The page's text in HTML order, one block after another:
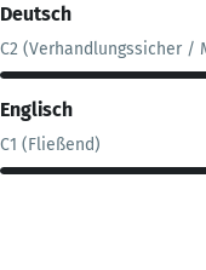
Deutsch
C2 (Verhandlungssicher /
Englisch
C1 (Fließend)